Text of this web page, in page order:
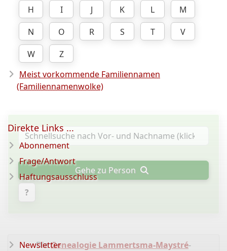
H
I J K L
M
N
O R S T
V
W
Z
Meist vorkommende Familiennamen
(Familiennamenwolke)
Gehe zu Person
?
DieGenealogie Lammertsma-Maystré-
Direkte Links ...
Abonnement
Frage/Antwort
Haftungsausschluss
Newsletter